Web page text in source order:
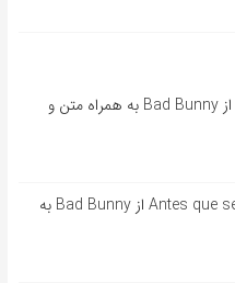
آهنگ اسپانیایی Andrea از Bad Bunny به همراه متن و
آهنگ اسپانیایی Antes que se acabe از Bad Bunny به